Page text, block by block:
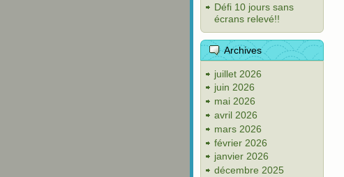
Défi 10 jours sans
écrans relevé!!
Archives
juillet 2026
juin 2026
mai 2026
avril 2026
mars 2026
février 2026
janvier 2026
décembre 2025